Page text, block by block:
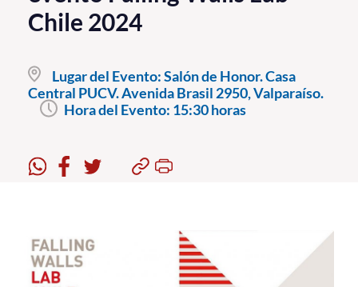
Pregrado
Postgrado
Formación Continua
Académicos
Funcionarios
Chile 2024
Lugar del Evento:Salón de Honor. Casa
Central PUCV. Avenida Brasil 2950, Valparaíso.
Hora del Evento: 15:30 horas